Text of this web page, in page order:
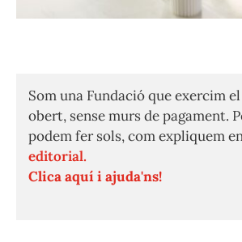
Som una Fundació que exercim
obert, sense murs de pagament.
podem fer sols, com expliquem
editorial.
Clica aquí i ajuda'ns!